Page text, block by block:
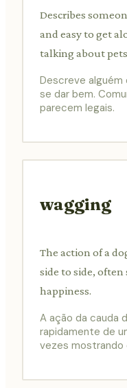
Describes
and easy to get
talking about
Descreve alguém
se dar bem.
parecem legais.
wagging
The action of a
side to side,
happiness.
A ação da cauda
rapidamente de
vezes mostrando